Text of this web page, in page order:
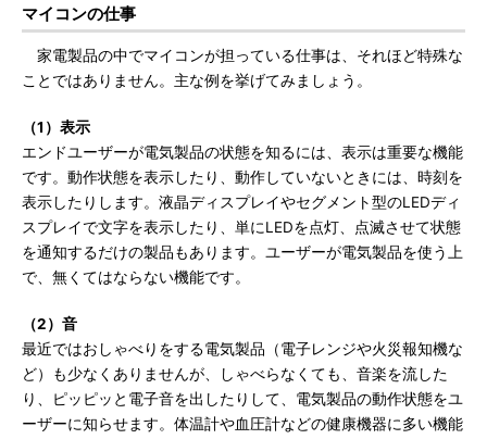
マイコンの仕事
家電製品の中でマイコンが担っている仕事は、それほど特殊な
ことではありません。主な例を挙げてみましょう。
（1）表示
エンドユーザーが電気製品の状態を知るには、表示は重要な機能
です。動作状態を表示したり、動作していないときには、時刻を
表示したりします。液晶ディスプレイやセグメント型のLEDディ
スプレイで文字を表示したり、単にLEDを点灯、点滅させて状態
を通知するだけの製品もあります。ユーザーが電気製品を使う上
で、無くてはならない機能です。
（2）音
最近ではおしゃべりをする電気製品（電子レンジや火災報知機な
ど）も少なくありませんが、しゃべらなくても、音楽を流した
り、ピッピッと電子音を出したりして、電気製品の動作状態をユ
ーザーに知らせます。体温計や血圧計などの健康機器に多い機能